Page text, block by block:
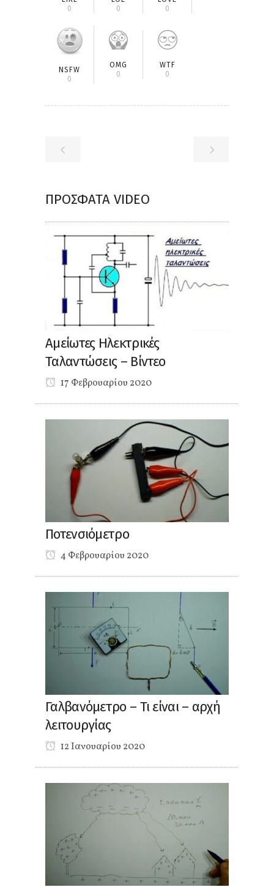
0
0
0
NSFW
0
OMG
0
WTF
0
ΠΡΌΣΦΑΤΑ VIDEO
Αμείωτες Ηλεκτρικές
Ταλαντώσεις – Βίντεο
17 Φεβρουαρίου 2020
Ποτενσιόμετρο
4 Φεβρουαρίου 2020
Γαλβανόμετρο – Τι είναι – αρχή
λειτουργίας
12 Ιανουαρίου 2020